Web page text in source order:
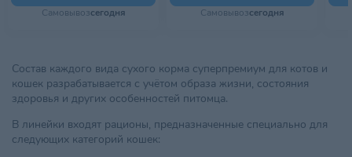
Самовывозсегодня Самовывозсегодня
Состав каждого вида сухого корма суперпремиум для котов и
кошек разрабатывается с учётом образа жизни, состояния
здоровья и других особенностей питомца.
В линейки входят рационы, предназначенные специально для
следующих категорий кошек: